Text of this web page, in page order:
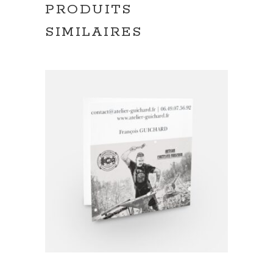
PRODUITS
SIMILAIRES
AJOUTER AU PANIER